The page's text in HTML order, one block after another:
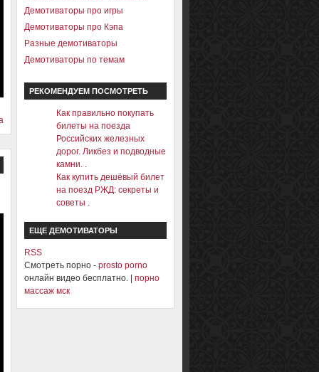
Демотиваторы про игры
Демотиваторы про Кэпа
Разные демотиваторы
Демотиваторы по темам
РЕКОМЕНДУЕМ ПОСМОТРЕТЬ
Как правильно покупать
билеты на поезда
Российских железных
дорог. Ликбез и подводные
камни. .
Как купить дешёвый билет
на поезд РЖД: секреты и
советы .
ЕЩЕ ДЕМОТИВАТОРЫ
RSS
Смотреть порно - prosto porno
онлайн видео бесплатно. | порно
массаж мск